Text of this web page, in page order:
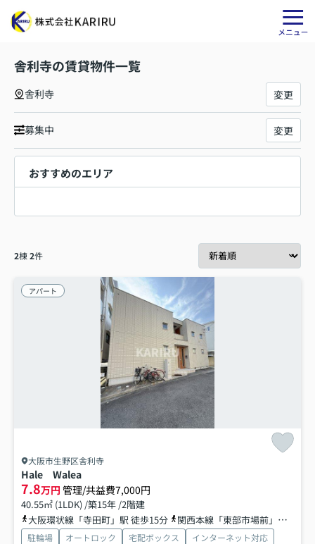
舎利寺の賃貸物件一覧
舎利寺 変更
募集中 変更
おすすめのエリア
2棟2件
アパート
大阪市生野区舎利寺
Hale Walea
7.8万円 管理/共益費7,000円
40.55㎡ (1LDK) /築15年 /2階建
大阪環状線「寺田町」駅 徒歩15分
関西本線「東部市場前」駅 徒歩16分
駐輪場 オートロック 宅配ボックス
インターネット対応